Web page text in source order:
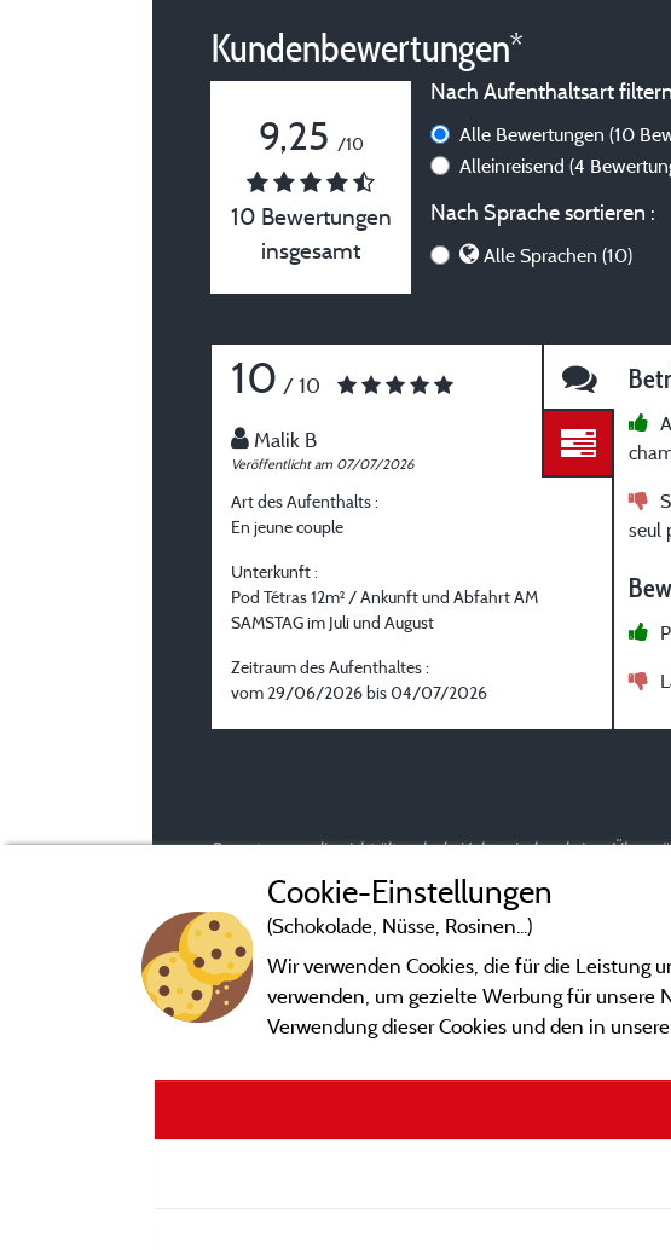
Kundenbewertungen*
9,25 /10
10 Bewertungen
insgesamt
Nach Aufenthaltsart
Alle Bewertungen (10
Alleinreisend (4
Nach Sprache sortieren :
Alle Sprachen (10)
10 / 10
Malik B
Veröffentlicht am 07/07/2026
Art des Aufenthalts :
En jeune couple
Unterkunft :
Pod Tétras 12m² / Ankunft und Abfahrt AM
SAMSTAG im Juli und August
Zeitraum des Aufenthaltes :
vom 29/06/2026 bis 04/07/2026
seul
Bewertungen, die nicht älter als drei Jahre sind und einer
Cookie-Einstellungen
(Schokolade, Nüsse, Rosinen...)
Wir verwenden Cookies, die für die Leistung
verwenden, um gezielte Werbung für unsere
Verwendung dieser Cookies und den in